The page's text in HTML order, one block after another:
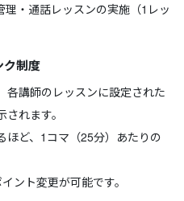
理・通話レッスンの実施（1レッ
ク制度
各講師のレッスンに設定された
されます。
ほど、1コマ（25分）あたりの
ント変更が可能です。